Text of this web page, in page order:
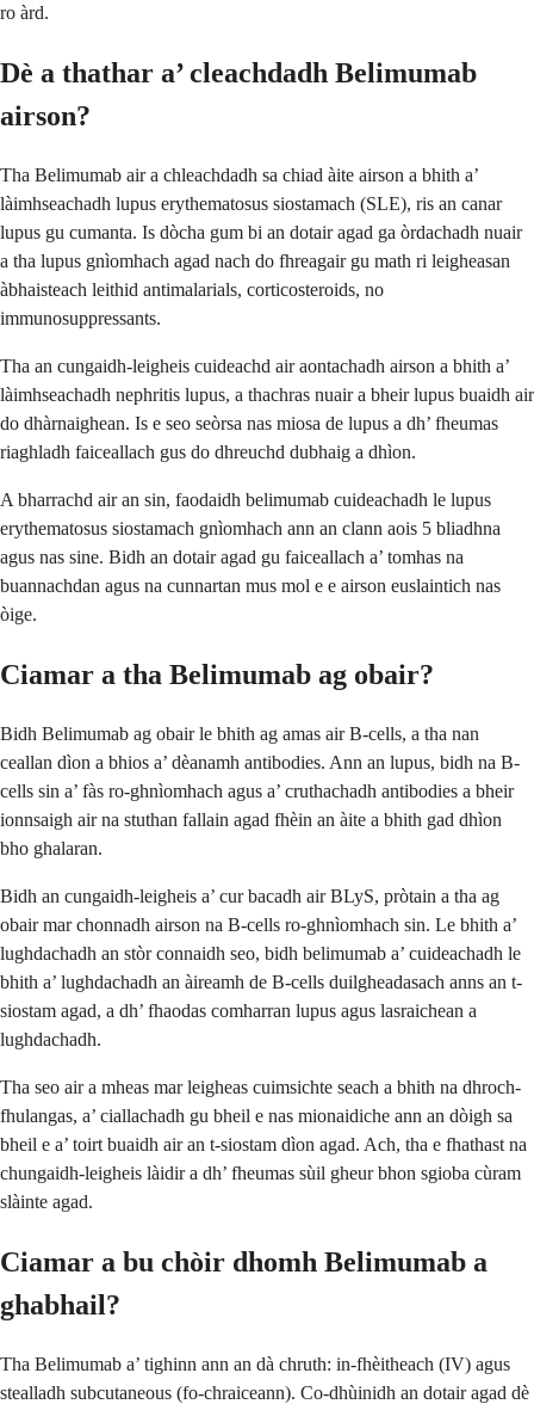
ro àrd.
Dè a thathar a’ cleachdadh Belimumab
airson?
Tha Belimumab air a chleachdadh sa chiad àite airson a bhith a’
làimhseachadh lupus erythematosus siostamach (SLE), ris an canar
lupus gu cumanta. Is dòcha gum bi an dotair agad ga òrdachadh nuair
a tha lupus gnìomhach agad nach do fhreagair gu math ri leigheasan
àbhaisteach leithid antimalarials, corticosteroids, no
immunosuppressants.
Tha an cungaidh-leigheis cuideachd air aontachadh airson a bhith a’
làimhseachadh nephritis lupus, a thachras nuair a bheir lupus buaidh air
do dhàrnaighean. Is e seo seòrsa nas miosa de lupus a dh’ fheumas
riaghladh faiceallach gus do dhreuchd dubhaig a dhìon.
A bharrachd air an sin, faodaidh belimumab cuideachadh le lupus
erythematosus siostamach gnìomhach ann an clann aois 5 bliadhna
agus nas sine. Bidh an dotair agad gu faiceallach a’ tomhas na
buannachdan agus na cunnartan mus mol e e airson euslaintich nas
òige.
Ciamar a tha Belimumab ag obair?
Bidh Belimumab ag obair le bhith ag amas air B-cells, a tha nan
ceallan dìon a bhios a’ dèanamh antibodies. Ann an lupus, bidh na B-
cells sin a’ fàs ro-ghnìomhach agus a’ cruthachadh antibodies a bheir
ionnsaigh air na stuthan fallain agad fhèin an àite a bhith gad dhìon
bho ghalaran.
Bidh an cungaidh-leigheis a’ cur bacadh air BLyS, pròtain a tha ag
obair mar chonnadh airson na B-cells ro-ghnìomhach sin. Le bhith a’
lughdachadh an stòr connaidh seo, bidh belimumab a’ cuideachadh le
bhith a’ lughdachadh an àireamh de B-cells duilgheadasach anns an t-
siostam agad, a dh’ fhaodas comharran lupus agus lasraichean a
lughdachadh.
Tha seo air a mheas mar leigheas cuimsichte seach a bhith na dhroch-
fhulangas, a’ ciallachadh gu bheil e nas mionaidiche ann an dòigh sa
bheil e a’ toirt buaidh air an t-siostam dìon agad. Ach, tha e fhathast na
chungaidh-leigheis làidir a dh’ fheumas sùil gheur bhon sgioba cùram
slàinte agad.
Ciamar a bu chòir dhomh Belimumab a
ghabhail?
Tha Belimumab a’ tighinn ann an dà chruth: in-fhèitheach (IV) agus
stealladh subcutaneous (fo-chraiceann). Co-dhùinidh an dotair agad dè